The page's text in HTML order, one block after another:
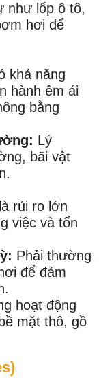
như lốp ô tô,
hơi để
khả năng
hành êm ái
bằng
Lý
bãi vật
rủi ro lớn
việc và tốn
Phải thường
để đảm
hoạt động
mặt thô, gồ